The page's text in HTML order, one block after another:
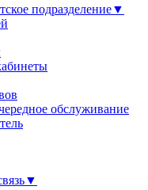
подразделение▼
обслуживание